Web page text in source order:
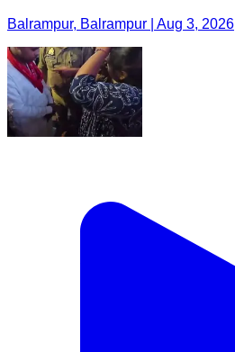
Balrampur, Balrampur | Aug 3, 2026